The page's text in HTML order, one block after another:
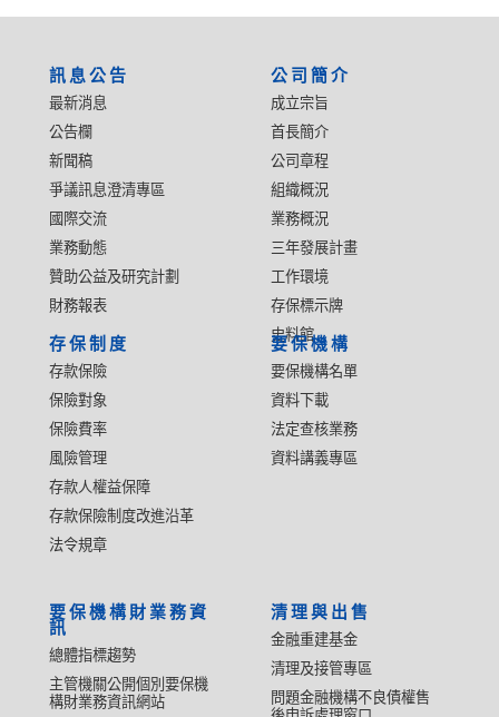
訊息公告
最新消息
公告欄
新聞稿
爭議訊息澄清專區
國際交流
業務動態
贊助公益及研究計劃
財務報表
公司簡介
成立宗旨
首長簡介
公司章程
組織概況
業務概況
三年發展計畫
工作環境
存保標示牌
史料館
存保制度
存款保險
保險對象
保險費率
風險管理
存款人權益保障
存款保險制度改進沿革
法令規章
要保機構
要保機構名單
資料下載
法定查核業務
資料講義專區
要保機構財業務資
訊
總體指標趨勢
主管機關公開個別要保機
構財業務資訊網站
清理與出售
金融重建基金
清理及接管專區
問題金融機構不良債權售